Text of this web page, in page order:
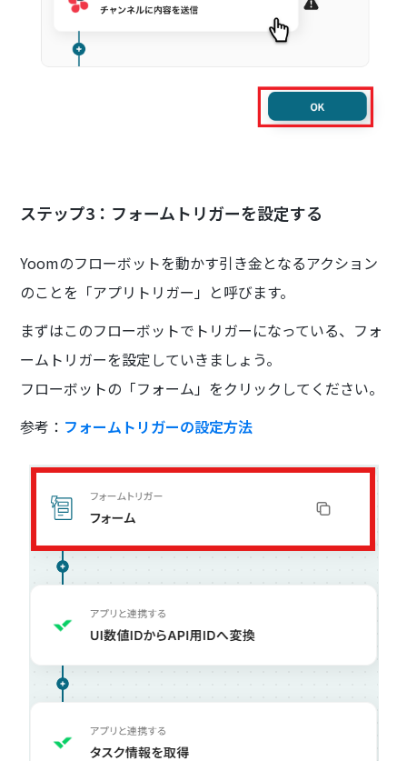
ステップ3：フォームトリガーを設定する
Yoomのフローボットを動かす引き金となるアクション
のことを「アプリトリガー」と呼びます。
まずはこのフローボットでトリガーになっている、フォ
ームトリガーを設定していきましょう。
フローボットの「フォーム」をクリックしてください。
参考： フォームトリガーの設定方法